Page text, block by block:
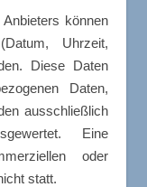
können
Uhrzeit,
Diese Daten
Daten,
ausschließlich
Eine
oder
statt.